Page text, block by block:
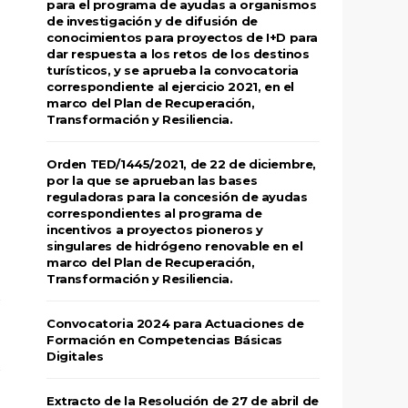
para el programa de ayudas a organismos
de investigación y de difusión de
conocimientos para proyectos de I+D para
dar respuesta a los retos de los destinos
turísticos, y se aprueba la convocatoria
correspondiente al ejercicio 2021, en el
marco del Plan de Recuperación,
Transformación y Resiliencia.
Orden TED/1445/2021, de 22 de diciembre,
por la que se aprueban las bases
reguladoras para la concesión de ayudas
correspondientes al programa de
incentivos a proyectos pioneros y
singulares de hidrógeno renovable en el
marco del Plan de Recuperación,
Transformación y Resiliencia.
Convocatoria 2024 para Actuaciones de
Formación en Competencias Básicas
Digitales
Extracto de la Resolución de 27 de abril de